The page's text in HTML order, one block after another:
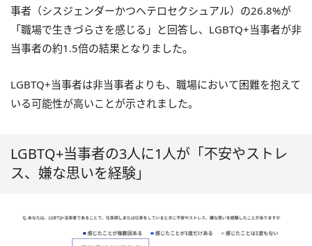
事者（シスジェンダーかつヘテロセクシュアル）の26.8%が
「職場で生きづらさを感じる」と回答し、LGBTQ+当事者が非
当事者の約1.5倍の結果となりました。
LGBTQ+当事者は非当事者よりも、職場において困難を抱えて
いる可能性が高いことが示されました。
LGBTQ+当事者の3人に1人が「不安やストレ
ス、嫌な思いを経験」